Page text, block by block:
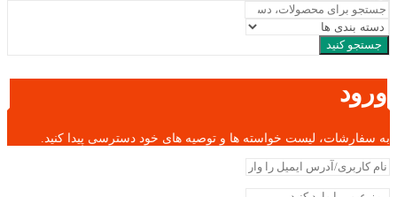
جستجو کنید
ورود
به سفارشات، لیست خواسته ها و توصیه های خود دسترسی پیدا کنید.